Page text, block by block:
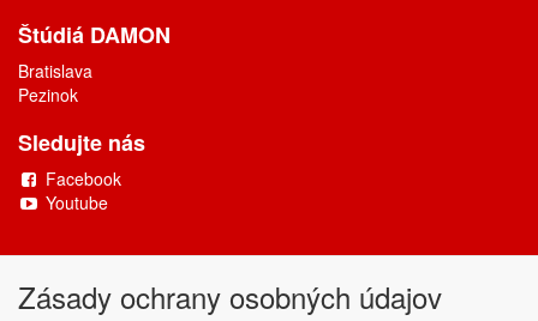
Štúdiá DAMON
Bratislava
Pezinok
Sledujte nás
Facebook
Youtube
Copyright © DAMONAX s.r.o.2026
Powered by
ABRA
Zásady ochrany osobných údajov